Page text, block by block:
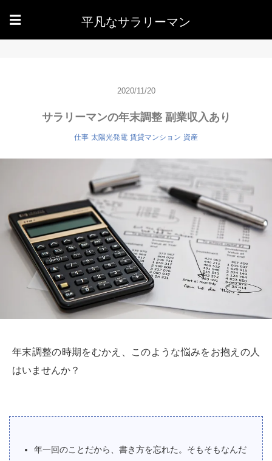
☰ 平凡なサラリーマン
2020/11/20
サラリーマンの年末調整 副業収入あり
仕事 太陽光発電 賃貸マンション 資産
年末調整の時期をむかえ、このような悩みをお抱えの人
はいませんか？
年一回のことだから、書き方を忘れた。そもそもなんだ